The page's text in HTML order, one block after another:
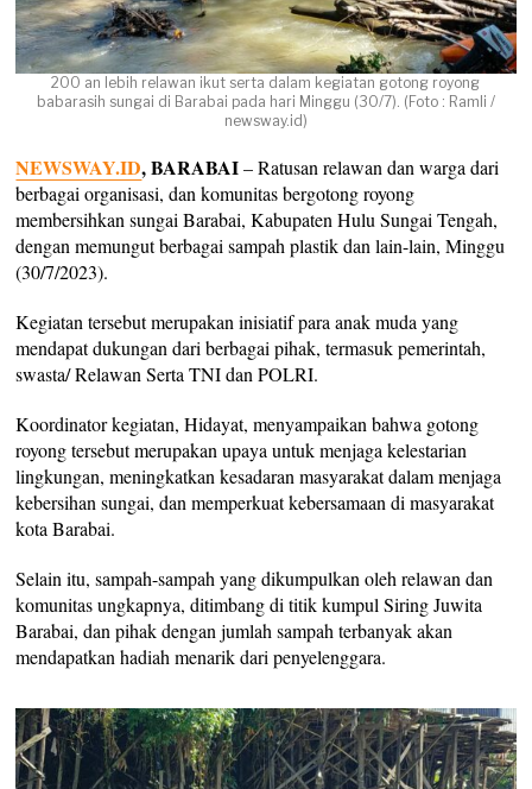
200 an lebih relawan ikut serta dalam kegiatan gotong royong
babarasih sungai di Barabai pada hari Minggu (30/7). (Foto : Ramli /
newsway.id)
NEWSWAY.ID, BARABAI– Ratusan relawan dan warga dari
berbagai organisasi, dan komunitas bergotong royong
membersihkan sungai Barabai, Kabupaten Hulu Sungai Tengah,
dengan memungut berbagai sampah plastik dan lain-lain, Minggu
(30/7/2023).
Kegiatan tersebut merupakan inisiatif para anak muda yang
mendapat dukungan dari berbagai pihak, termasuk pemerintah,
swasta/ Relawan Serta TNI dan POLRI.
Koordinator kegiatan, Hidayat, menyampaikan bahwa gotong
royong tersebut merupakan upaya untuk menjaga kelestarian
lingkungan, meningkatkan kesadaran masyarakat dalam menjaga
kebersihan sungai, dan memperkuat kebersamaan di masyarakat
kota Barabai.
Selain itu, sampah-sampah yang dikumpulkan oleh relawan dan
komunitas ungkapnya, ditimbang di titik kumpul Siring Juwita
Barabai, dan pihak dengan jumlah sampah terbanyak akan
mendapatkan hadiah menarik dari penyelenggara.